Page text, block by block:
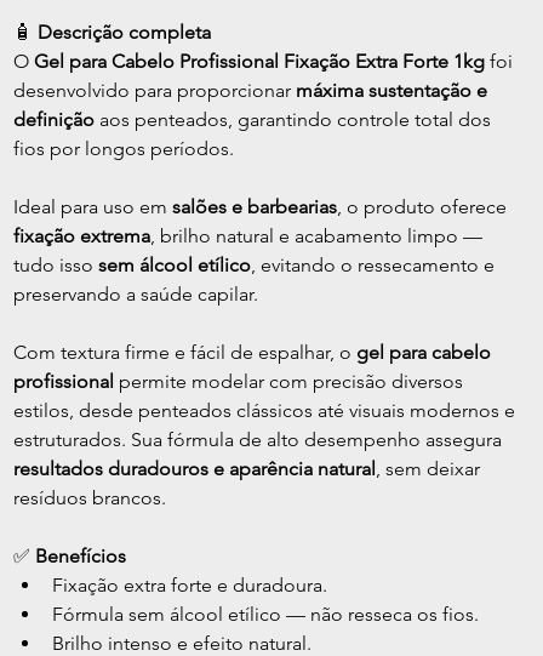
🧴 Descrição completa
O Gel para Cabelo Profissional Fixação Extra Forte 1kg foi
desenvolvido para proporcionar máxima sustentação e
definição aos penteados, garantindo controle total dos
fios por longos períodos.
Ideal para uso em salões e barbearias , o produto oferece
fixação extrema , brilho natural e acabamento limpo —
tudo isso sem álcool etílico , evitando o ressecamento e
preservando a saúde capilar.
Com textura firme e fácil de espalhar, o gel para cabelo
profissional permite modelar com precisão diversos
estilos, desde penteados clássicos até visuais modernos e
estruturados. Sua fórmula de alto desempenho assegura
resultados duradouros e aparência natural , sem deixar
resíduos brancos.
✅ Benefícios
Fixação extra forte e duradoura.
Fórmula sem álcool etílico — não resseca os fios.
Brilho intenso e efeito natural.